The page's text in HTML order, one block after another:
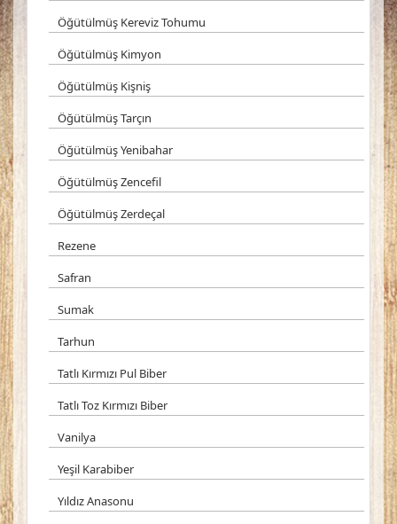
Öğütülmüş Kereviz Tohumu
Öğütülmüş Kimyon
Öğütülmüş Kişniş
Öğütülmüş Tarçın
Öğütülmüş Yenibahar
Öğütülmüş Zencefil
Öğütülmüş Zerdeçal
Rezene
Safran
Sumak
Tarhun
Tatlı Kırmızı Pul Biber
Tatlı Toz Kırmızı Biber
Vanilya
Yeşil Karabiber
Yıldız Anasonu